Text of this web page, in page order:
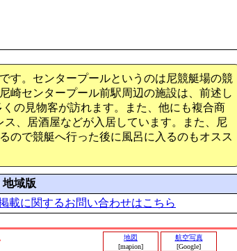
す。センタープールというのは尼競艇場の競
崎センタープール前駅周辺の施設は、前述し
の見物客が訪れます。また、他にも複合商
、居酒屋などが入居しています。また、尼
ので競艇へ行った後に風呂に入るのもオスス
地域版
載に関するお問い合わせはこちら
地図
[mapion]
航空写真
[Google]